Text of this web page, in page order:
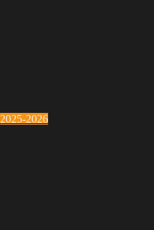
2025-2026